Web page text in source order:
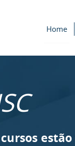
Home
estão